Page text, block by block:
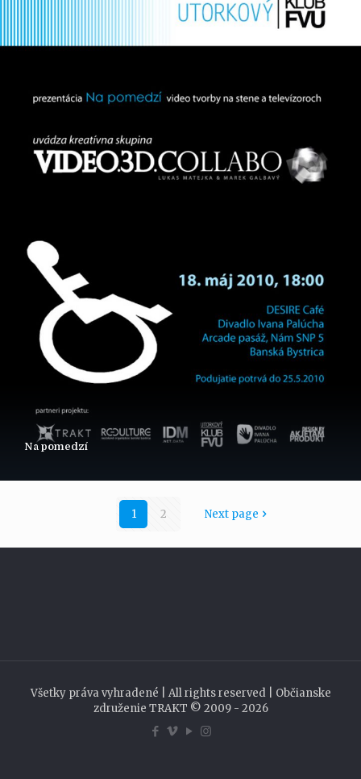
Na pomedzí
1 2 Next page
Všetky práva vyhradené | All rights reserved | Občianske
združenie TRAKT © 2009 - 2026